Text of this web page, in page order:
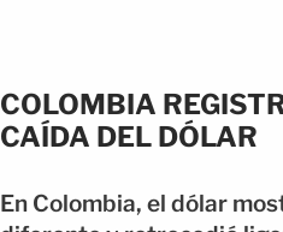
COLOMBIA
CAÍDA DEL DÓLAR
En Colombia, el dólar